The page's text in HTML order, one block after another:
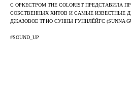
С ОРКЕСТРОМ THE COLORIST ПРЕДСТАВИЛА
СОБСТВЕННЫХ ХИТОВ И САМЫЕ ИЗВЕСТНЫЕ
ДЖАЗОВОЕ ТРИО СУННЫ ГУННЛЁЙГС (SUNNA
#SOUND_UP